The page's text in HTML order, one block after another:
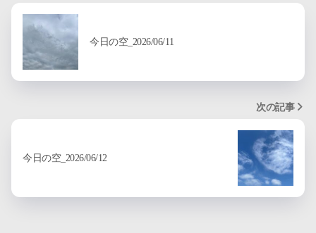
今日の空_2026/06/11
次の記事
今日の空_2026/06/12